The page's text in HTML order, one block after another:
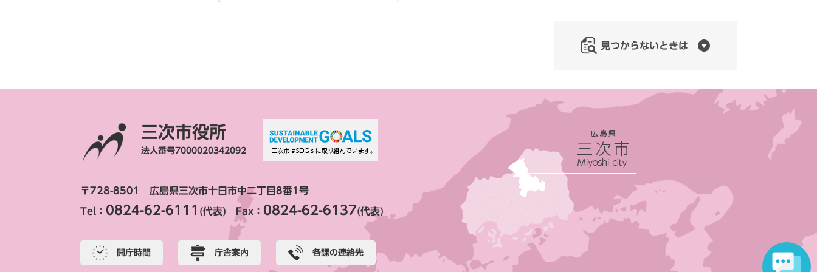
見つからないときは
三次市役所
法人番号7000020342092
〒728-8501 広島県三次市十日市中二丁目8番1号
Tel： 0824-62-6111 (代表) Fax： 0824-62-6137(代表)
開庁時間 庁舎案内 各課の連絡先